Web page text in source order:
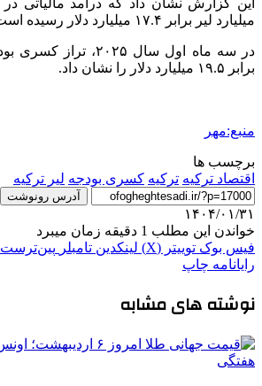
میلیارد لیر برابر ۱۷.۴ میلیارد دلار رسیده است.
برابر ۱۹.۵ میلیارد دلار را نشان داد.
منبع:مهر
برچسب ها
اقتصاد ترکیه ترکیه کسری بودجه لیر ترکیه
آدرس رونوشت
۱۴۰۴/۰۱/۳۱
خواندن این مطلب 1 دقیقه زمان میبرد
فیس بوک توییتر (X) لینکدین ‫تامبلر ‫پین‌ترست
رایانامه چاپ
نوشته های مشابه